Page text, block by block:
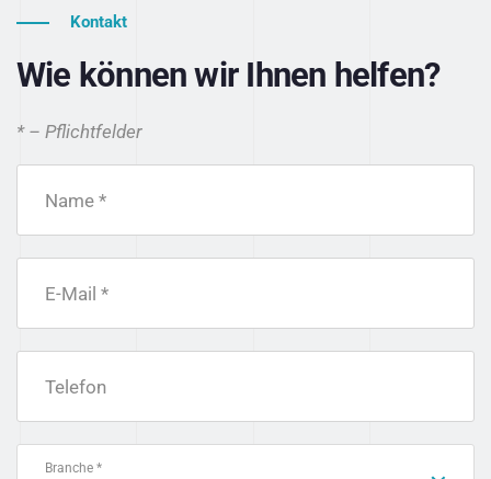
Kontakt
Wie können wir Ihnen helfen?
* – Pflichtfelder
Name *
E-Mail *
Telefon
Branche *